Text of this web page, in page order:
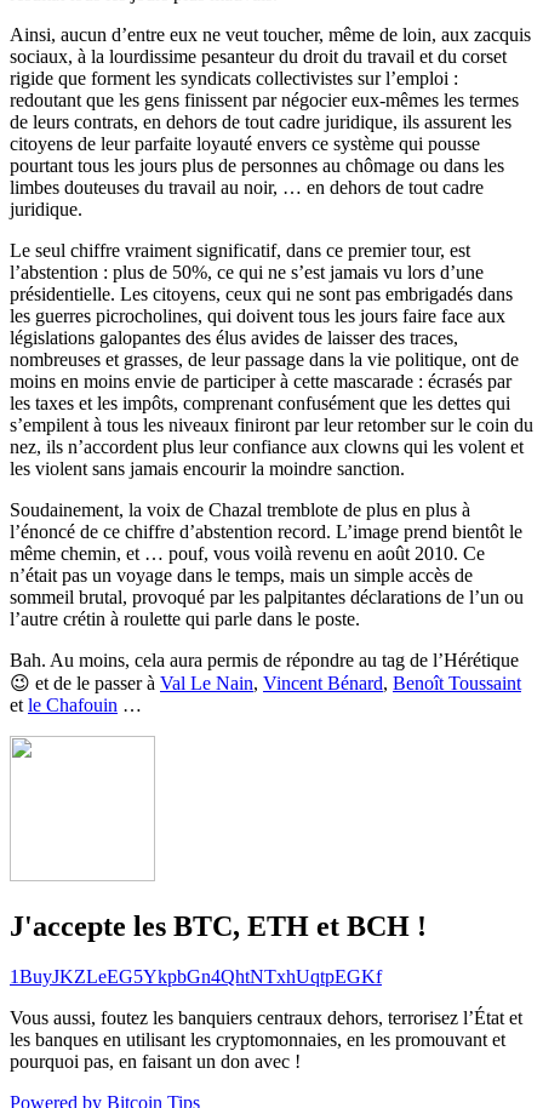
Ainsi, aucun d’entre eux ne veut toucher, même de loin, aux zacquis
sociaux, à la lourdissime pesanteur du droit du travail et du corset
rigide que forment les syndicats collectivistes sur l’emploi :
redoutant que les gens finissent par négocier eux-mêmes les termes
de leurs contrats, en dehors de tout cadre juridique, ils assurent les
citoyens de leur parfaite loyauté envers ce système qui pousse
pourtant tous les jours plus de personnes au chômage ou dans les
limbes douteuses du travail au noir, … en dehors de tout cadre
juridique.
Le seul chiffre vraiment significatif, dans ce premier tour, est
l’abstention : plus de 50%, ce qui ne s’est jamais vu lors d’une
présidentielle. Les citoyens, ceux qui ne sont pas embrigadés dans
les guerres picrocholines, qui doivent tous les jours faire face aux
législations galopantes des élus avides de laisser des traces,
nombreuses et grasses, de leur passage dans la vie politique, ont de
moins en moins envie de participer à cette mascarade : écrasés par
les taxes et les impôts, comprenant confusément que les dettes qui
s’empilent à tous les niveaux finiront par leur retomber sur le coin du
nez, ils n’accordent plus leur confiance aux clowns qui les volent et
les violent sans jamais encourir la moindre sanction.
Soudainement, la voix de Chazal tremblote de plus en plus à
l’énoncé de ce chiffre d’abstention record. L’image prend bientôt le
même chemin, et … pouf, vous voilà revenu en août 2010. Ce
n’était pas un voyage dans le temps, mais un simple accès de
sommeil brutal, provoqué par les palpitantes déclarations de l’un ou
l’autre crétin à roulette qui parle dans le poste.
Bah. Au moins, cela aura permis de répondre au tag de l’Hérétique
😉 et de le passer à Val Le Nain, Vincent Bénard, Benoît Toussaint
et le Chafouin …
J'accepte les BTC, ETH et BCH !
1BuyJKZLeEG5YkpbGn4QhtNTxhUqtpEGKf
Vous aussi, foutez les banquiers centraux dehors, terrorisez l’État et
les banques en utilisant les cryptomonnaies, en les promouvant et
pourquoi pas, en faisant un don avec !
Powered by Bitcoin Tips